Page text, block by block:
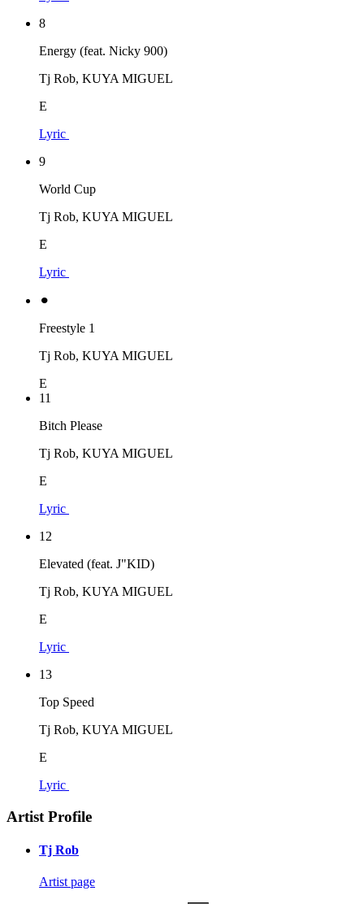
8
Energy (feat. Nicky 900)
Tj Rob, KUYA MIGUEL
E
Lyric
9
World Cup
Tj Rob, KUYA MIGUEL
E
Lyric
⚫︎
Freestyle 1
Tj Rob, KUYA MIGUEL
E
11
Bitch Please
Tj Rob, KUYA MIGUEL
E
Lyric
12
Elevated (feat. J"KID)
Tj Rob, KUYA MIGUEL
E
Lyric
13
Top Speed
Tj Rob, KUYA MIGUEL
E
Lyric
Artist Profile
Tj Rob
Artist page